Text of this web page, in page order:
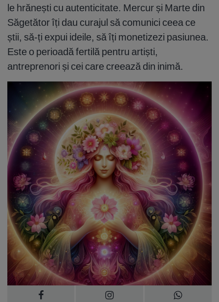
le hrănești cu autenticitate. Mercur și Marte din
Săgetător îți dau curajul să comunici ceea ce
știi, să-ți expui ideile, să îți monetizezi pasiunea.
Este o perioadă fertilă pentru artiști,
antreprenori și cei care creează din inimă.